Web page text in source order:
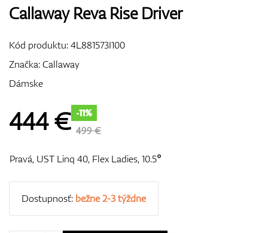
Darčekové poukážky
Callaway Reva Rise Driver
Kód produktu:4L881573I100
Značka:Callaway
Dámske
444€ -11%
499 €
Pravá, UST Linq 40, Flex Ladies, 10.5°
Dostupnosť: bežne 2-3 týždne